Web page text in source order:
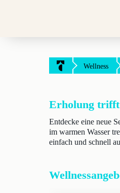
Wellness
Erholung trifft
Entdecke eine neue
im warmen Wasser
einfach und schnell